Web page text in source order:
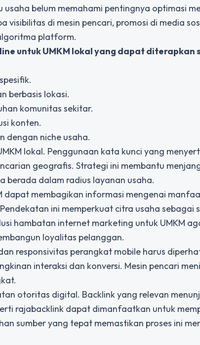
belum memahami pentingnya optimasi
di mesin pencari, promosi di media
platform.
untuk UMKM lokal yang dapat diterapkan
berbasis lokasi.
komunitas sekitar.
konten.
dengan niche usaha.
lokal. Penggunaan kata kunci yang
geografis. Strategi ini membantu
berada dalam radius layanan usaha.
dapat membagikan informasi mengenai
ini memperkuat citra usaha sebagai
hambatan internet marketing untuk UMKM
loyalitas pelanggan.
responsivitas perangkat mobile harus
interaksi dan konversi. Mesin pencari
otoritas digital. Backlink yang relevan
rajabacklink dapat dimanfaatkan untuk
sumber yang tepat memastikan proses ini